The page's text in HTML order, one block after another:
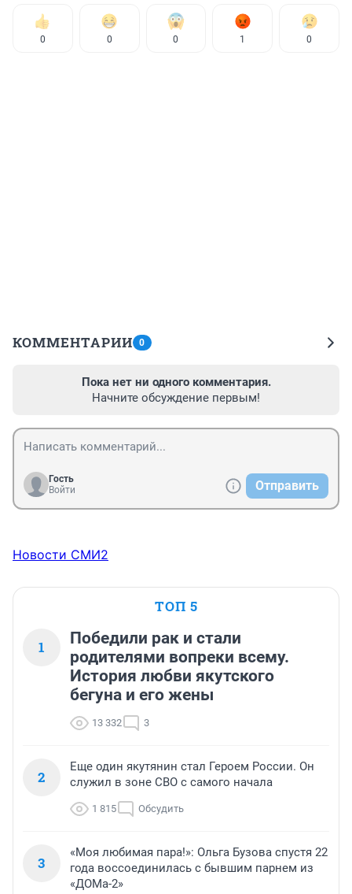
0 0 0 1 0
КОММЕНТАРИИ 0
Пока нет ни одного комментария.
Начните обсуждение первым!
Гость
Войти
Отправить
Новости СМИ2
ТОП 5
1
Победили рак и стали
родителями вопреки всему.
История любви якутского
бегуна и его жены
13 332 3
2
Еще один якутянин стал Героем России. Он
служил в зоне СВО с самого начала
1 815 Обсудить
3
«Моя любимая пара!»: Ольга Бузова спустя 22
года воссоединилась с бывшим парнем из
«ДОМа-2»